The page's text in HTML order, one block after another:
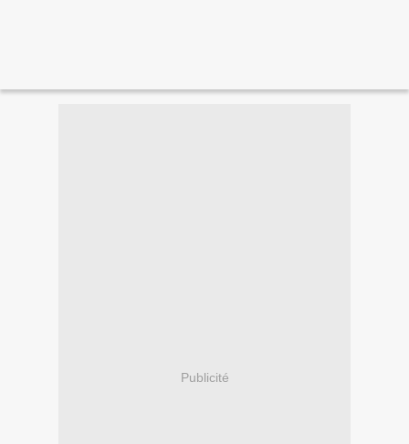
Publicité